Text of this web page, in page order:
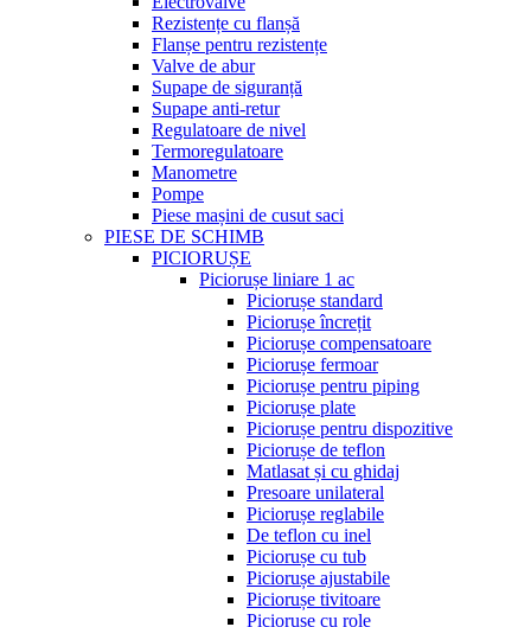
Rezistențe cu flanșă
Flanșe pentru rezistențe
Valve de abur
Supape de siguranță
Supape anti-retur
Regulatoare de nivel
Termoregulatoare
Manometre
Pompe
Piese mașini de cusut saci
PIESE DE SCHIMB
PICIORUȘE
Piciorușe liniare 1 ac
Piciorușe standard
Piciorușe încrețit
Piciorușe compensatoare
Piciorușe fermoar
Piciorușe pentru piping
Piciorușe plate
Piciorușe pentru dispozitive
Piciorușe de teflon
Matlasat și cu ghidaj
Presoare unilateral
Piciorușe reglabile
De teflon cu inel
Piciorușe cu tub
Piciorușe ajustabile
Piciorușe tivitoare
Piciorușe cu role